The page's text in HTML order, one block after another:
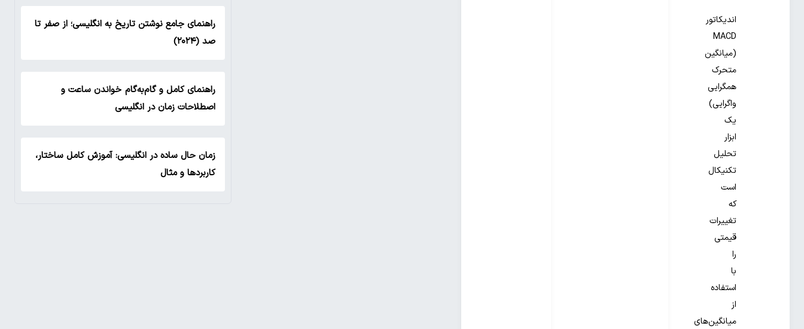
اندیکاتور
MACD
(میانگین
متحرک
همگرایی
واگرایی)
یک
ابزار
تحلیل
تکنیکال
است
که
تغییرات
قیمتی
را
با
استفاده
از
میانگین‌های
راهنمای جامع نوشتن تاریخ به انگلیسی؛ از صفر تا
صد (۲۰۲۴)
راهنمای کامل و گام‌به‌گام خواندن ساعت و
اصطلاحات زمان در انگلیسی
زمان حال ساده در انگلیسی: آموزش کامل ساختار،
کاربردها و مثال